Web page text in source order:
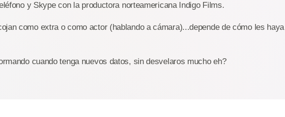
y Skype con la productora norteamericana Indigo Films.
como extra o como actor (hablando a cámara)...depende de cómo les haya
cuando tenga nuevos datos, sin desvelaros mucho eh?